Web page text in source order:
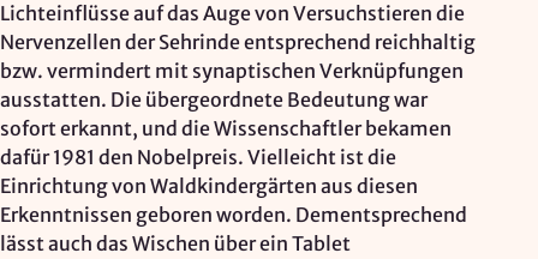
Lichteinflüsse auf das Auge von Versuchstieren die
Nervenzellen der Sehrinde entsprechend reichhaltig
bzw. vermindert mit synaptischen Verknüpfungen
ausstatten. Die übergeordnete Bedeutung war
sofort erkannt, und die Wissenschaftler bekamen
dafür 1981 den Nobelpreis. Vielleicht ist die
Einrichtung von Waldkindergärten aus diesen
Erkenntnissen geboren worden. Dementsprechend
lässt auch das Wischen über ein Tablet